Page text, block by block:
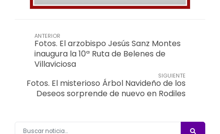
ANTERIOR
Fotos. El arzobispo Jesús Sanz Montes
inaugura la 10ª Ruta de Belenes de
Villaviciosa
SIGUIENTE
Fotos. El misterioso Árbol Navideño de los
Deseos sorprende de nuevo en Rodiles